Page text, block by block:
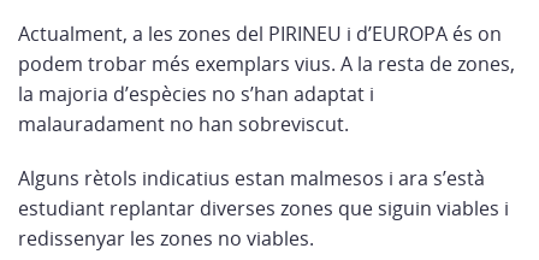
Actualment, a les zones del PIRINEU i d’EUROPA és on
podem trobar més exemplars vius. A la resta de zones,
la majoria d’espècies no s’han adaptat i
malauradament no han sobreviscut.
Alguns rètols indicatius estan malmesos i ara s’està
estudiant replantar diverses zones que siguin viables i
redissenyar les zones no viables.